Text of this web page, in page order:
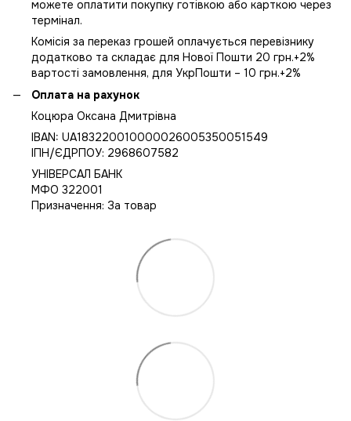
можете оплатити покупку готівкою або карткою через
термінал.
Комісія за переказ грошей оплачується перевізнику
додатково та складає для Нової Пошти 20 грн.+2%
вартості замовлення, для УкрПошти – 10 грн.+2%
Оплата на рахунок
Коцюра Оксана Дмитрівна
IBAN: UA183220010000026005350051549
IПН/ЄДРПОУ: 2968607582
УНІВЕРСАЛ БАНК
МФО 322001
Призначення: За товар